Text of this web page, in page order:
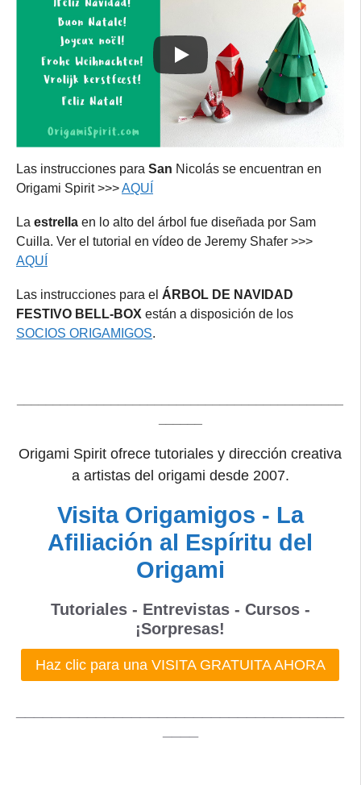
Las instrucciones para San Nicolás se encuentran en
Origami Spirit >>>AQUÍ
La estrella en lo alto del árbol fue diseñada por Sam
Cuilla. Ver el tutorial en vídeo de Jeremy Shafer >>>
AQUÍ
Las instrucciones para el ÁRBOL DE NAVIDAD
FESTIVO BELL-BOX están a disposición de los
SOCIOS ORIGAMIGOS.
Origami Spirit ofrece tutoriales y dirección creativa
a artistas del origami desde 2007.
Visita Origamigos - La
Afiliación al Espíritu del
Origami
Tutoriales - Entrevistas - Cursos -
¡Sorpresas!
Haz clic para una VISITA GRATUITA AHORA